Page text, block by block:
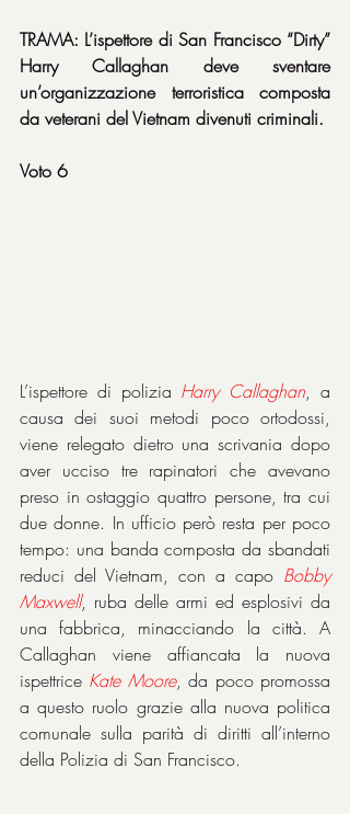
TRAMA: L’ispettore di San Francisco “Dirty”
Harry Callaghan deve sventare
un’organizzazione terroristica composta
da veterani del Vietnam divenuti criminali.
Voto 6
L’ispettore di polizia Harry Callaghan, a
causa dei suoi metodi poco ortodossi,
viene relegato dietro una scrivania dopo
aver ucciso tre rapinatori che avevano
preso in ostaggio quattro persone, tra cui
due donne. In ufficio però resta per poco
tempo: una banda composta da sbandati
reduci del Vietnam, con a capo Bobby
Maxwell, ruba delle armi ed esplosivi da
una fabbrica, minacciando la città. A
Callaghan viene affiancata la nuova
ispettrice Kate Moore, da poco promossa
a questo ruolo grazie alla nuova politica
comunale sulla parità di diritti all’interno
della Polizia di San Francisco.